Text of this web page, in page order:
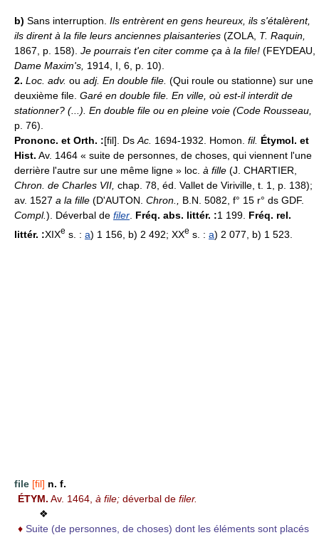
b) Sans interruption. Ils entrèrent en gens heureux, ils s'étalèrent,
ils dirent à la file leurs anciennes plaisanteries (ZOLA, T. Raquin,
1867, p. 158). Je pourrais t'en citer comme ça à la file! (FEYDEAU,
Dame Maxim's, 1914, I, 6, p. 10).
2. Loc. adv. ou adj. En double file. (Qui roule ou stationne) sur une
deuxième file. Garé en double file. En ville, où est-il interdit de
stationner? (...). En double file ou en pleine voie (Code Rousseau
p. 76).
Prononc. et Orth. :[fil]. Ds Ac. 1694-1932. Homon. fil. Étymol. et
Hist. Av. 1464 « suite de personnes, de choses, qui viennent l'une
derrière l'autre sur une même ligne » loc. à fille (J. CHARTIER,
Chron. de Charles VII, chap. 78, éd. Vallet de Viriville, t. 1, p. 138);
av. 1527 a la fille (D'AUTON. Chron.,
B.N. 5082, f° 15 r° ds GDF.
Compl.). Déverbal de filer Fréq. abs. littér. :1 199. Fréq. rel.
littér. :XIXe s. : a) 1 156, b) 2 492; XXe s. : a) 2 077, b) 1 523.
file [fil] n. f.
ÉTYM. Av. 1464, à file; déverbal de filer.
❖
♦ Suite (de personnes, de choses) dont les éléments sont placés